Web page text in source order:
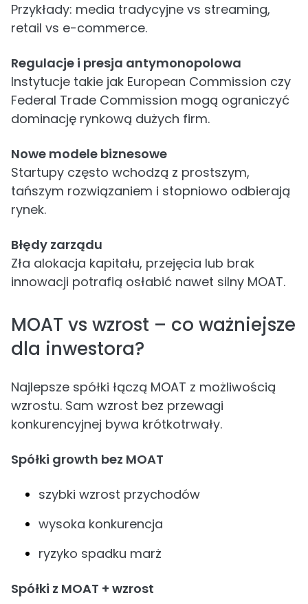
Przykłady: media tradycyjne vs streaming,
retail vs e-commerce.
Regulacje i presja antymonopolowa
Instytucje takie jak European Commission czy
Federal Trade Commission mogą ograniczyć
dominację rynkową dużych firm.
Nowe modele biznesowe
Startupy często wchodzą z prostszym,
tańszym rozwiązaniem i stopniowo odbierają
rynek.
Błędy zarządu
Zła alokacja kapitału, przejęcia lub brak
innowacji potrafią osłabić nawet silny MOAT.
MOAT vs wzrost – co ważniejsze
dla inwestora?
Najlepsze spółki łączą MOAT z możliwością
wzrostu. Sam wzrost bez przewagi
konkurencyjnej bywa krótkotrwały.
Spółki growth bez MOAT
szybki wzrost przychodów
wysoka konkurencja
ryzyko spadku marż
Spółki z MOAT + wzrost